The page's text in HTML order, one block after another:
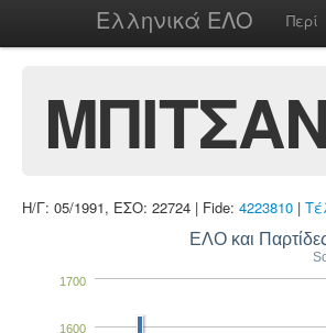
Ελληνικά ΕΛΟ Περί
Η/Γ: 05/1991, ΕΣΟ: 22724 | Fide: 4223810 |
ΕΛΟ και
1600
1700